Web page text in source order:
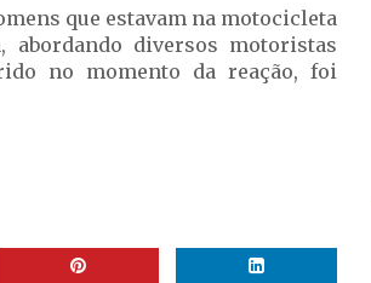
que estavam na motocicleta
diversos motoristas
no momento da reação, foi